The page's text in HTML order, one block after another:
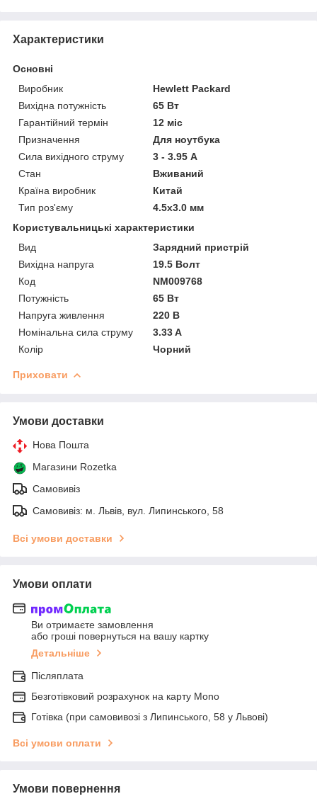
Характеристики
Основні
Виробник
Hewlett Packard
Вихідна потужність
65 Вт
Гарантійний термін
12 міс
Призначення
Для ноутбука
Сила вихідного струму
3 - 3.95 А
Стан
Вживаний
Країна виробник
Китай
Тип роз'єму
4.5x3.0 мм
Користувальницькі характеристики
Вид
Зарядний пристрій
Вихідна напруга
19.5 Волт
Код
NM009768
Потужність
65 Вт
Напруга живлення
220 В
Номінальна сила струму
3.33 A
Колір
Чорний
Приховати
Умови доставки
Нова Пошта
Магазини Rozetka
Самовивіз
Самовивіз: м. Львів, вул. Липинського, 58
Всі умови доставки
Умови оплати
Ви отримаєте замовлення
або гроші повернуться на вашу картку
Детальніше
Післяплата
Безготівковий розрахунок на карту Mono
Готівка (при самовивозі з Липинського, 58 у Львові)
Всі умови оплати
Умови повернення